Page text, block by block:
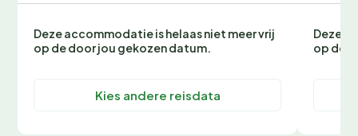
Deze accommodatie is helaas niet meer vrij
op de door jou gekozen datum.
Kies andere reisdata
Deze
op de